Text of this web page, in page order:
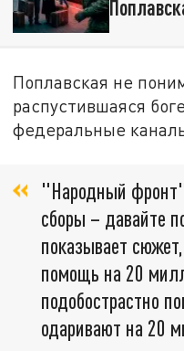
Поплавская не
распустившаяся
федеральные
"Народный
сборы – давайте
показывает
помощь на 20
подобострастно
одаривают на 20